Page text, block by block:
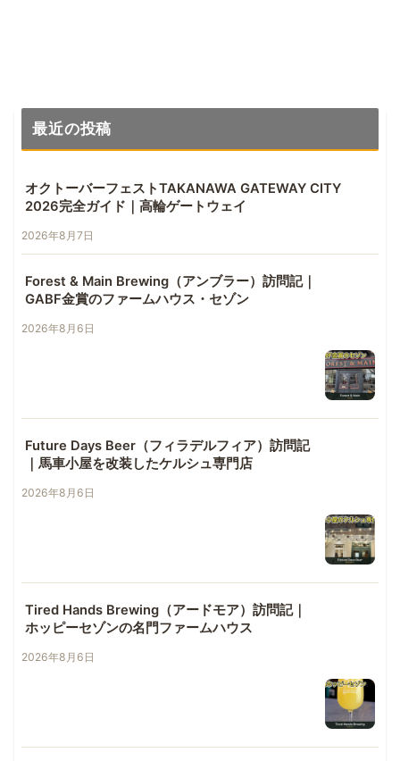
最近の投稿
オクトーバーフェストTAKANAWA GATEWAY CITY
2026完全ガイド｜高輪ゲートウェイ
2026年8月7日
Forest & Main Brewing（アンブラー）訪問記｜
GABF金賞のファームハウス・セゾン
2026年8月6日
Future Days Beer（フィラデルフィア）訪問記
｜馬車小屋を改装したケルシュ専門店
2026年8月6日
Tired Hands Brewing（アードモア）訪問記｜
ホッピーセゾンの名門ファームハウス
2026年8月6日